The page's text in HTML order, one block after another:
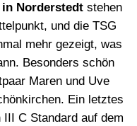
Norderstedtstehen
und die TSG
mehr gezeigt, was
Besonders schön
Maren und Uve
Ein letztes
C Standard auf dem